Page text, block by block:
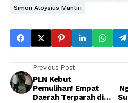
Simon Aloysius Mantiri
Previous Post
PLN Kebut
Pemulihan! Empat
Daerah Terparah di